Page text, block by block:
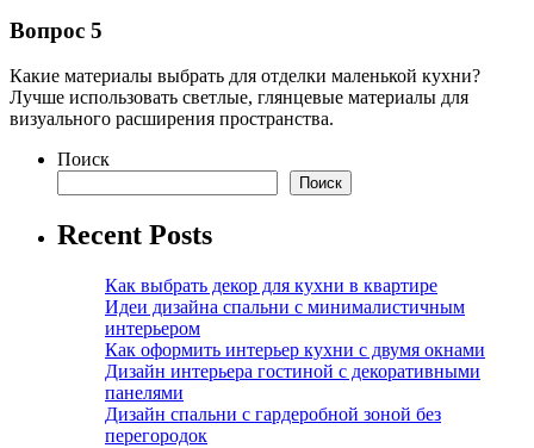
Вопрос 5
Какие материалы выбрать для отделки маленькой кухни?
Лучше использовать светлые, глянцевые материалы для
визуального расширения пространства.
Поиск
Поиск
Recent Posts
Как выбрать декор для кухни в квартире
Идеи дизайна спальни с минималистичным
интерьером
Как оформить интерьер кухни с двумя окнами
Дизайн интерьера гостиной с декоративными
панелями
Дизайн спальни с гардеробной зоной без
перегородок